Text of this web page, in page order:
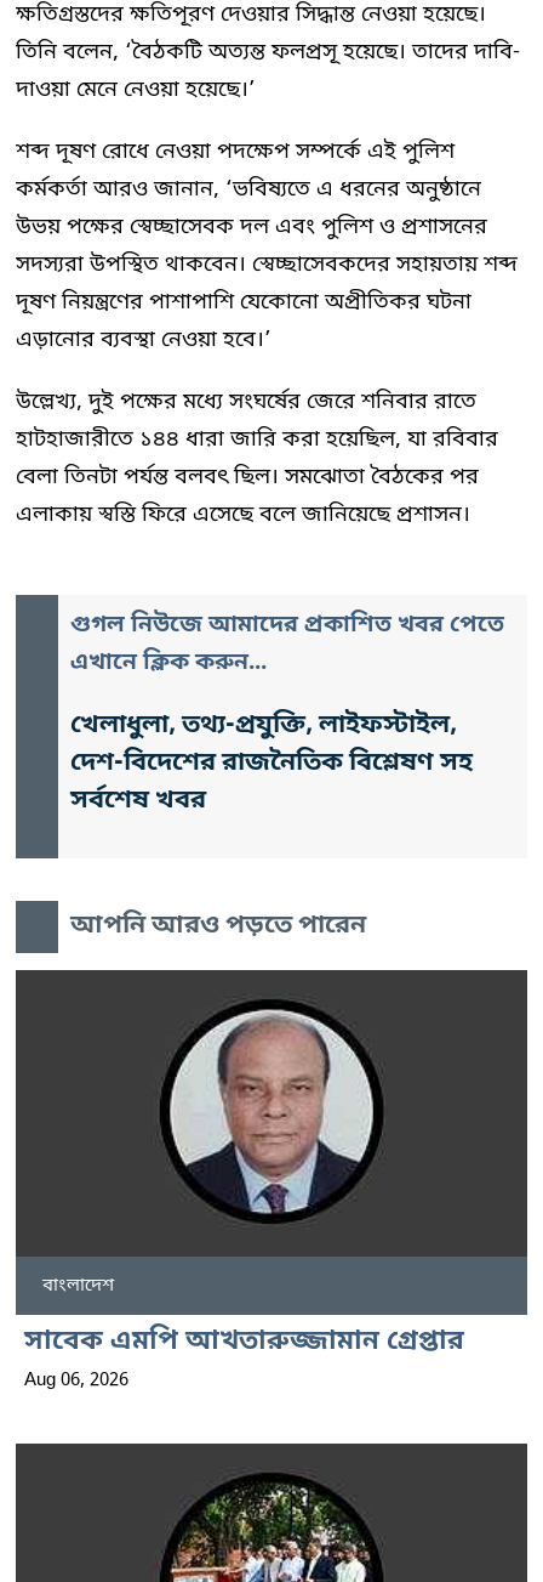
ক্ষতিগ্রস্তদের ক্ষতিপূরণ দেওয়ার সিদ্ধান্ত নেওয়া হয়েছে।
তিনি বলেন, ‘বৈঠকটি অত্যন্ত ফলপ্রসূ হয়েছে। তাদের দাবি-
দাওয়া মেনে নেওয়া হয়েছে।’
শব্দ দূষণ রোধে নেওয়া পদক্ষেপ সম্পর্কে এই পুলিশ
কর্মকর্তা আরও জানান, ‘ভবিষ্যতে এ ধরনের অনুষ্ঠানে
উভয় পক্ষের স্বেচ্ছাসেবক দল এবং পুলিশ ও প্রশাসনের
সদস্যরা উপস্থিত থাকবেন। স্বেচ্ছাসেবকদের সহায়তায় শব্দ
দূষণ নিয়ন্ত্রণের পাশাপাশি যেকোনো অপ্রীতিকর ঘটনা
এড়ানোর ব্যবস্থা নেওয়া হবে।’
উল্লেখ্য, দুই পক্ষের মধ্যে সংঘর্ষের জেরে শনিবার রাতে
হাটহাজারীতে ১৪৪ ধারা জারি করা হয়েছিল, যা রবিবার
বেলা তিনটা পর্যন্ত বলবৎ ছিল। সমঝোতা বৈঠকের পর
এলাকায় স্বস্তি ফিরে এসেছে বলে জানিয়েছে প্রশাসন।
গুগল নিউজে আমাদের প্রকাশিত খবর পেতে
এখানে ক্লিক করুন...
খেলাধুলা, তথ্য-প্রযুক্তি, লাইফস্টাইল,
দেশ-বিদেশের রাজনৈতিক বিশ্লেষণ সহ
সর্বশেষ খবর
আপনি আরও পড়তে পারেন
বাংলাদেশ
সাবেক এমপি আখতারুজ্জামান গ্রেপ্তার
Aug 06, 2026